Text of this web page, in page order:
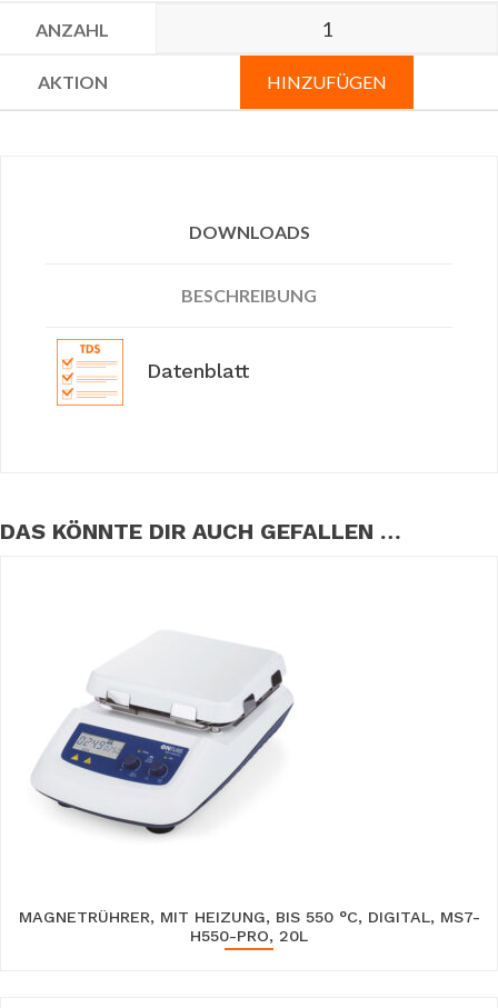
HINZUFÜGEN
DOWNLOADS
BESCHREIBUNG
Datenblatt
DAS KÖNNTE DIR AUCH GEFALLEN …
MAGNETRÜHRER, MIT HEIZUNG, BIS 550 °C, DIGITAL, MS7-
H550-PRO, 20L